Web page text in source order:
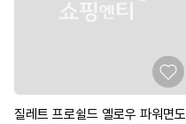
질레트 프로쉴드 옐로우 파워면도